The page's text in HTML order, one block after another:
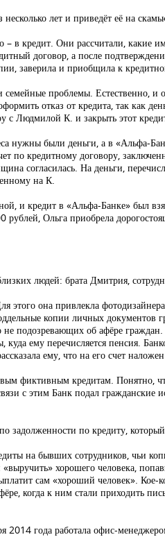
лет и приведёт её на
в кредит. Они рассчитали, какие
договор, а после
заверила и приобщила к
проблемы. Естественно,
отказ от кредита, так как
с Людмилой К. и закрыть этот
нужны были деньги, а в «Альфа-
по кредитному договору,
согласилась. На деньги,
на К.
и кредит в «Альфа-Банке» был
Ольга приобрела
людей: брата Дмитрия,
она привлекла
копии личных
подозревающих об афёре
ему перечисляется пенсия.
ему, что на его счет
фиктивным кредитам. Понятно,
с этим Банк подал гражданские
задолженности по кредиту,
на бывших сотрудников, чьи
хорошего человека,
сам «хороший человек». Кое-
когда к ним стали приходить
2014 года работала офис-